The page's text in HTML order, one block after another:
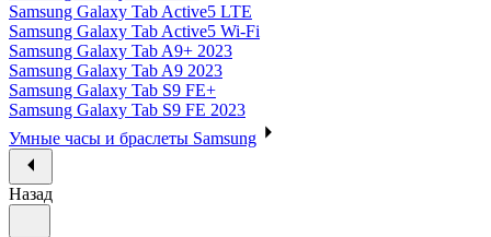
Samsung Galaxy Tab Active5 LTE
Samsung Galaxy Tab Active5 Wi-Fi
Samsung Galaxy Tab A9+ 2023
Samsung Galaxy Tab A9 2023
Samsung Galaxy Tab S9 FE+
Samsung Galaxy Tab S9 FE 2023
Умные часы и браслеты Samsung
Назад